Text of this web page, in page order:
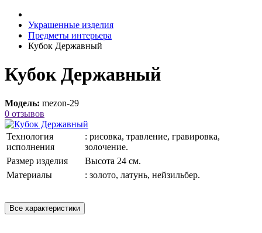
Украшенные изделия
Предметы интерьера
Кубок Державный
Кубок Державный
Модель: mezon-29
0 отзывов
Технология
исполнения
: рисовка, травление, гравировка,
золочение.
Размер изделия
Высота 24 см.
Материалы
: золото, латунь, нейзильбер.
Все характеристики